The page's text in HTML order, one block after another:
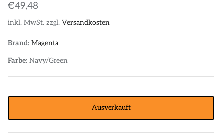
€49,48
inkl. MwSt. zzgl. Versandkosten
Brand: Magenta
Farbe: Navy/Green
Ausverkauft